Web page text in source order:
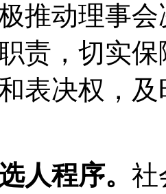
推动理事
责，切实
表决权，
人程序。 社